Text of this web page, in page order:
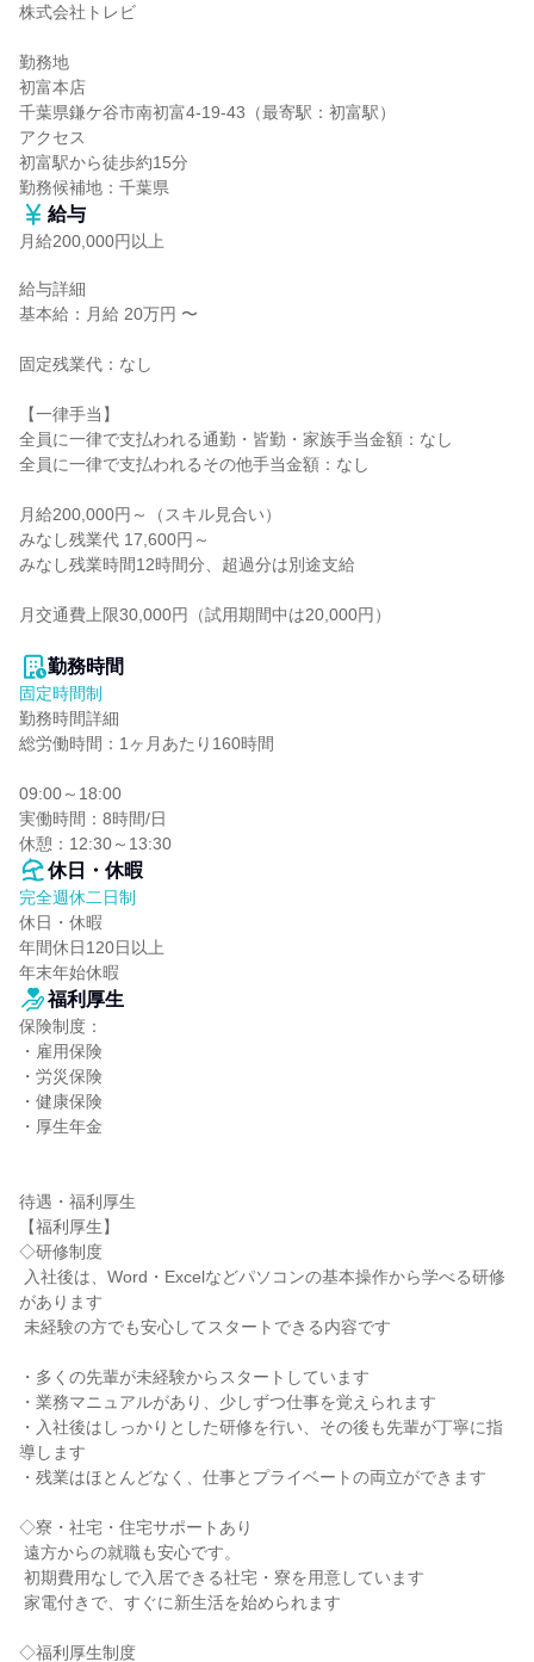
株式会社トレビ
勤務地
初富本店
千葉県鎌ケ谷市南初富4-19-43（最寄駅：初富駅）
アクセス
初富駅から徒歩約15分
勤務候補地：千葉県
給与
月給200,000円以上
給与詳細
基本給：月給 20万円 〜
固定残業代：なし
【一律手当】
全員に一律で支払われる通勤・皆勤・家族手当金額：なし
全員に一律で支払われるその他手当金額：なし
月給200,000円～（スキル見合い）
みなし残業代 17,600円～
みなし残業時間12時間分、超過分は別途支給
月交通費上限30,000円（試用期間中は20,000円）
勤務時間
固定時間制
勤務時間詳細
総労働時間：1ヶ月あたり160時間
09:00～18:00
実働時間：8時間/日
休憩：12:30～13:30
休日・休暇
完全週休二日制
休日・休暇
年間休日120日以上
年末年始休暇
福利厚生
保険制度：
・雇用保険
・労災保険
・健康保険
・厚生年金
待遇・福利厚生
【福利厚生】
◇研修制度
があります
・多くの先輩が未経験からスタートしています
・業務マニュアルがあり、少しずつ仕事を覚えられます
・入社後はしっかりとした研修を行い、その後も先輩が丁寧に指
導します
・残業はほとんどなく、仕事とプライベートの両立ができます
◇寮・社宅・住宅サポートあり
◇福利厚生制度